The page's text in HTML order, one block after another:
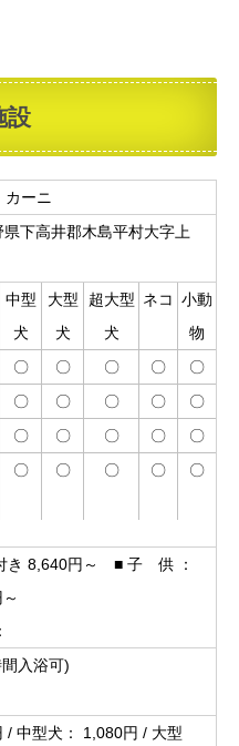
設
ーニ
下高井郡木島平村大字上
中型
犬
大型
犬
超大型
犬
ネコ 小動
物
〇 〇 〇 〇
〇
〇 〇 〇 〇
〇
〇 〇 〇 〇
〇
〇 〇 〇 〇 〇
き 8,640円～ ■ 子 供 ：
入浴可)
/ 中型犬： 1,080円 / 大型